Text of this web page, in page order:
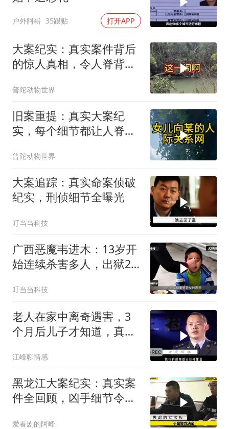
户外阿崭 35跟贴 打开APP
大案纪实：真实案件背后
的惊人真相，令人脊背发
普陀动物世界
旧案重提：真实大案纪
实，每个细节都让人脊背
普陀动物世界
大案追踪：真实命案侦破
纪实，刑侦细节全曝光
叮当当科技
广西恶魔韦进木：13岁开
始连续杀害多人，出狱2
叮当当科技
老人在家中离奇遇害，3
个月后儿子才知道，真相
江峰聊情感
黑龙江大案纪实：真实案
件全回顾，凶手细节令人
爱看剧的阿峰